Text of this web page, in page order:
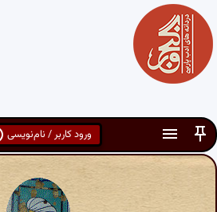
ورود کاربر / نام‌نویسی